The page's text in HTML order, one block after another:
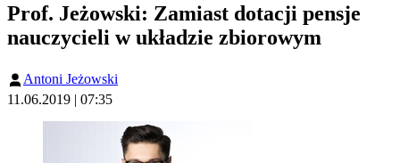
Prof. Jeżowski: Zamiast dotacji pensje
nauczycieli w układzie zbiorowym
Antoni Jeżowski
11.06.2019 | 07:35